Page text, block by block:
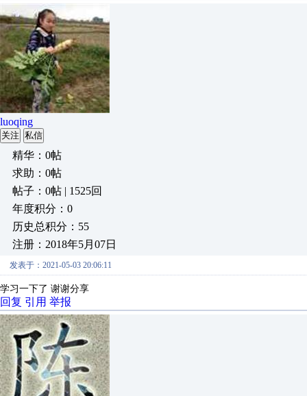
luoqing
关注 私信
精华：0帖
求助：0帖
帖子：0帖 | 1525回
年度积分：0
历史总积分：55
注册：2018年5月07日
发表于：2021-05-03 20:06:11
学习一下了 谢谢分享
回复 引用 举报